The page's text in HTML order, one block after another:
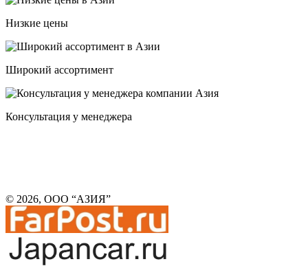
Низкие цены
Широкий ассортимент
Консультация у менеджера
© 2026, ООО “АЗИЯ”